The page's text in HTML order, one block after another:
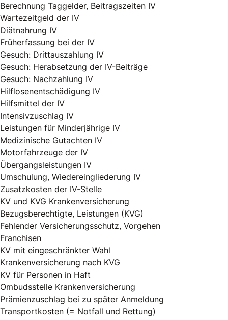
Berechnung Taggelder, Beitragszeiten IV
Wartezeitgeld der IV
Diätnahrung IV
Früherfassung bei der IV
Gesuch: Drittauszahlung IV
Gesuch: Herabsetzung der IV-Beiträge
Gesuch: Nachzahlung IV
Hilflosenentschädigung IV
Hilfsmittel der IV
Intensivzuschlag IV
Leistungen für Minderjährige IV
Medizinische Gutachten IV
Motorfahrzeuge der IV
Übergangsleistungen IV
Umschulung, Wiedereingliederung IV
Zusatzkosten der IV-Stelle
KV und KVG Krankenversicherung
Bezugsberechtigte, Leistungen (KVG)
Fehlender Versicherungsschutz, Vorgehen
Franchisen
KV mit eingeschränkter Wahl
Krankenversicherung nach KVG
KV für Personen in Haft
Ombudsstelle Krankenversicherung
Prämienzuschlag bei zu später Anmeldung
Transportkosten (= Notfall und Rettung)